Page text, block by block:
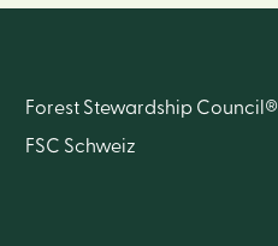
Forest Stewardship Council®
FSC Schweiz